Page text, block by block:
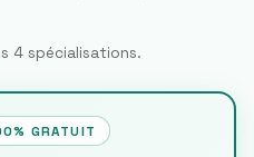
4 spécialisations.
GRATUIT